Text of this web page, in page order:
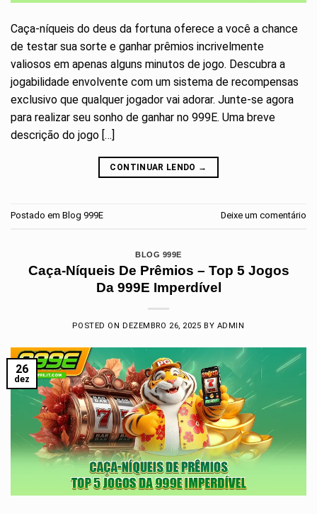
Caça-níqueis do deus da fortuna oferece a você a chance
de testar sua sorte e ganhar prêmios incrivelmente
valiosos em apenas alguns minutos de jogo. Descubra a
jogabilidade envolvente com um sistema de recompensas
exclusivo que qualquer jogador vai adorar. Junte-se agora
para realizar seu sonho de ganhar no 999E. Uma breve
descrição do jogo […]
CONTINUAR LENDO →
Postado em Blog 999E Deixe um comentário
BLOG 999E
Caça-Níqueis De Prêmios – Top 5 Jogos
Da 999E Imperdível
POSTED ON DEZEMBRO 26, 2025 BY ADMIN
26
dez